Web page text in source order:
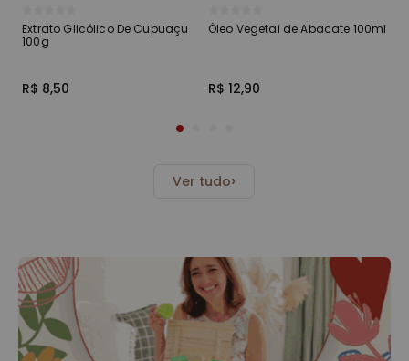
Extrato Glicólico De Cupuaçu
100g
R$ 8,50
Óleo Vegetal de Abacate 100ml
R$ 12,90
Ver tudo›